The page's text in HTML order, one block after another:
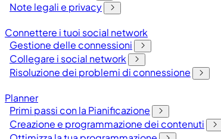
Note legali e privacy
Connettere i tuoi social network
Gestione delle connessioni
Collegare i social network
Risoluzione dei problemi di connessione
Planner
Primi passi con la Pianificazione
Creazione e programmazione dei contenuti